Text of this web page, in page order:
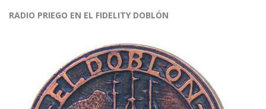
RADIO PRIEGO EN EL FIDELITY DOBLÓN